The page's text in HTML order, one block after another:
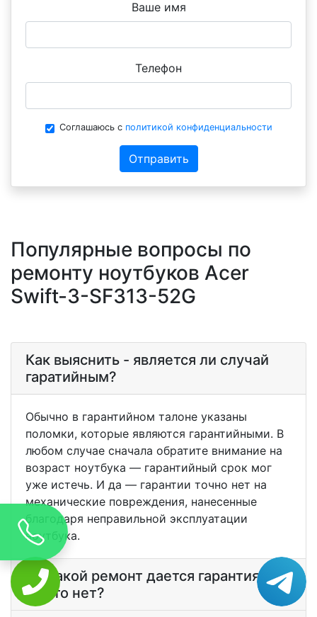
Ваше имя
Телефон
Соглашаюсь с политикой конфиденциальности
Отправить
Популярные вопросы по
ремонту ноутбуков Acer
Swift-3-SF313-52G
Как выяснить - является ли случай
гаратийным?
Обычно в гарантийном талоне указаны
поломки, которые являются гарантийными. В
любом случае сначала обратите внимание на
возраст ноутбука — гарантийный срок мог
уже истечь. И да — гарантии точно нет на
механические повреждения, нанесенные
благодаря неправильной эксплуатации
ноутбука.
На какой ремонт дается гарантия? А
на что нет?